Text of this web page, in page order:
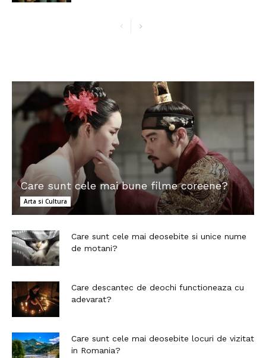
Care sunt cele mai bune filme coreene?
Arta si Cultura
Care sunt cele mai deosebite si unice nume
de motani?
Care descantec de deochi functioneaza cu
adevarat?
Care sunt cele mai deosebite locuri de vizitat
in Romania?